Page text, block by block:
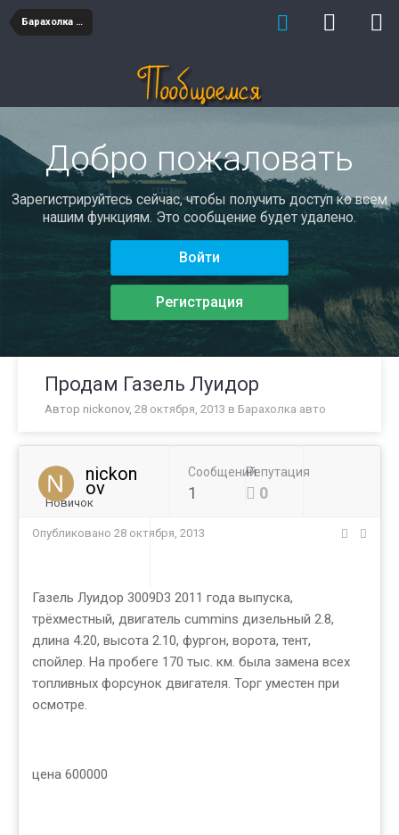
Барахолка авто
Добро пожаловать
Зарегистрируйтесь сейчас, чтобы получить доступ ко всем
нашим функциям. Это сообщение будет удалено.
Войти
Регистрация
Продам Газель Луидор
Автор nickonov, 28 октября, 2013 в Барахолка авто
nickon
ov
Новичок
Сообщений
1
Репутация
0
Опубликовано 28 октября, 2013
Газель Луидор 3009D3 2011 года выпуска,
трёхместный, двигатель cummins дизельный 2.8,
длина 4.20, высота 2.10, фургон, ворота, тент,
спойлер. На пробеге 170 тыс. км. была замена всех
топливных форсунок двигателя. Торг уместен при
осмотре.
цена 600000